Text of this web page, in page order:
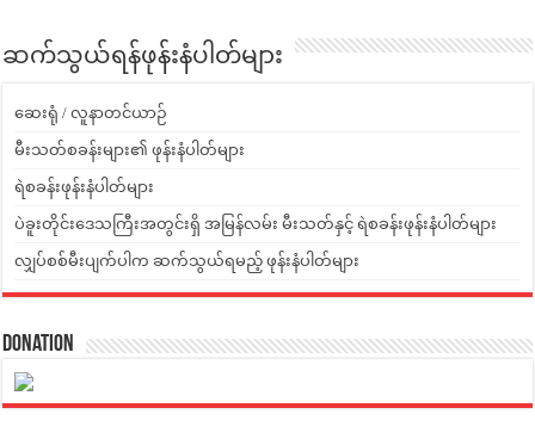
ဆက်သွယ်ရန်ဖုန်းနံပါတ်များ
ဆေးရုံ / လူနာတင်ယာဉ်
မီးသတ်စခန်းများ၏ ဖုန်းနံပါတ်များ
ရဲစခန်းဖုန်းနံပါတ်များ
ပဲခူးတိုင်းဒေသကြီးအတွင်းရှိ အမြန်လမ်း မီးသတ်နှင့် ရဲစခန်းဖုန်းနံပါတ်များ
လျှပ်စစ်မီးပျက်ပါက ဆက်သွယ်ရမည့် ဖုန်းနံပါတ်များ
Donation